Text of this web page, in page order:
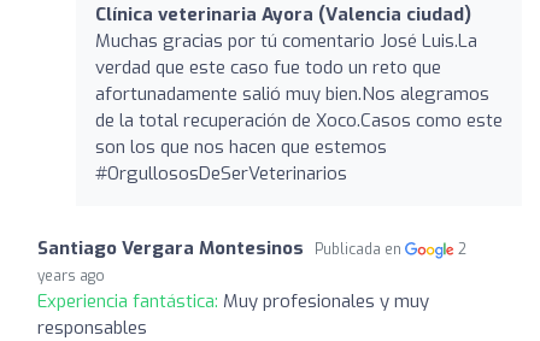
Clínica veterinaria Ayora (Valencia ciudad)
Muchas gracias por tú comentario José Luis.La
verdad que este caso fue todo un reto que
afortunadamente salió muy bien.Nos alegramos
de la total recuperación de Xoco.Casos como este
son los que nos hacen que estemos
#OrgullososDeSerVeterinarios
Santiago Vergara Montesinos Publicada en
2
years ago
Experiencia fantástica: Muy profesionales y muy
responsables